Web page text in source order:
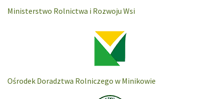
Ministerstwo Rolnictwa i Rozwoju Wsi
Ośrodek Doradztwa Rolniczego w Minikowie